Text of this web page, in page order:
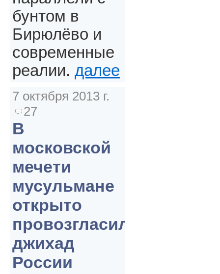
бунтом в
Бирюлёво и
современные
реалии. далее
7 октября 2013 г.
27
В
московской
мечети
мусульмане
открыто
провозгласили
джихад
России